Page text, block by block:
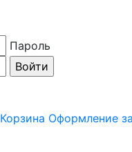
Пароль
Корзина Оформление